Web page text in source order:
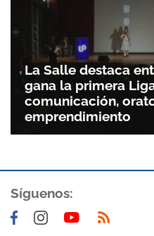
La Salle destaca
gana la primera
comunicación,
emprendimiento
Síguenos: